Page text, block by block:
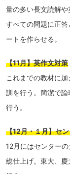
量の多い長文読解や
すべての問題に正
ートを作らせる。
【11月】英作文対策
これまでの教材に
訓を行う。簡潔で
行う。
【12月・１月】セ
12月にはセンター
総仕上げ。東大、